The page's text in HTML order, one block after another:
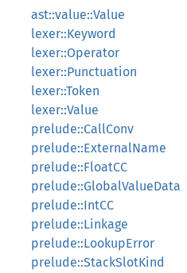
ast::value::Value
lexer::Keyword
lexer::Operator
lexer::Punctuation
lexer::Token
lexer::Value
prelude::CallConv
prelude::ExternalName
prelude::FloatCC
prelude::GlobalValueData
prelude::IntCC
prelude::Linkage
prelude::LookupError
prelude::StackSlotKind